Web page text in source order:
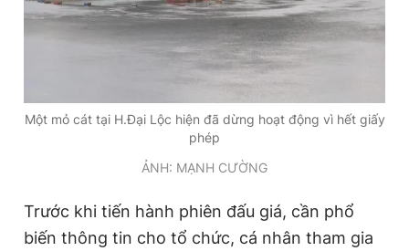
© 2003-2026 Bản quyền thuộc về Báo Thanh Niên. Cấm sao
chép dưới mọi hình thức nếu không có sự chấp thuận bằng văn
bản. Phát triển bởi ePi Technologies, JSC.
Một mỏ cát tại H.Đại Lộc hiện đã dừng hoạt động vì hết giấy
phép
ẢNH: MẠNH CƯỜNG
Trước khi tiến hành phiên đấu giá, cần phổ
biến thông tin cho tổ chức, cá nhân tham gia